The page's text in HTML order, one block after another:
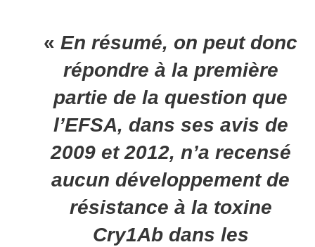
«En résumé, on peut donc
répondre à la première
partie de la question que
l’EFSA, dans ses avis de
2009 et 2012, n’a recensé
aucun développement de
résistance à la toxine
Cry1Ab dans les